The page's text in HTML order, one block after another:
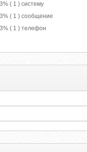
( 1 ) систему
( 1 ) сообщение
( 1 ) телефон